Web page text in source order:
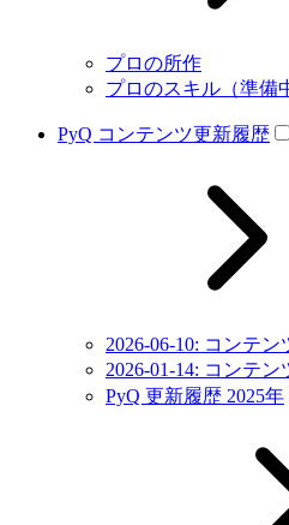
プロの所作
プロのスキル（準備
PyQ コンテンツ更新履歴
2026-06-10: コンテ
2026-01-14: コンテ
PyQ 更新履歴 2025年